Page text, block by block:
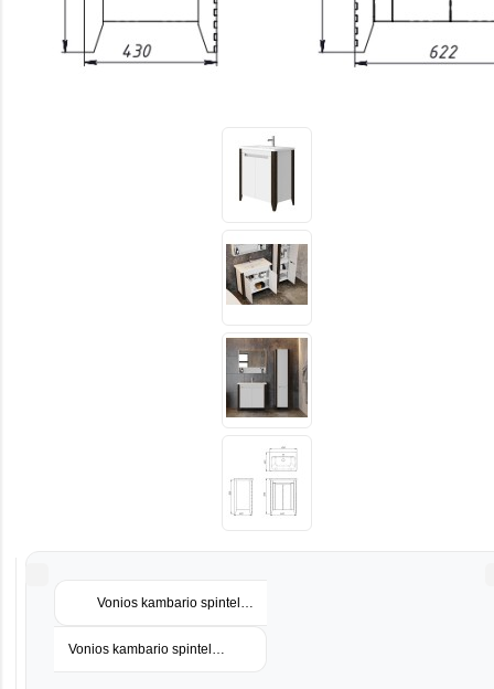
Vonios kambario spintelė su praustuvu MONIKA M4-87 balta
Vonios kambario spintelė su praustuvu QUEEN QN-80 balta